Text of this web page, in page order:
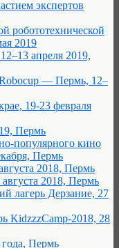
экспертов
робототехнической
2019
апреля 2019,
— Пермь, 12–
19-23 февраля
Пермь
популярного кино
Пермь
2018, Пермь
2018, Пермь
лагерь Дерзание, 27
KidzzzCamp-2018, 28
Пермь